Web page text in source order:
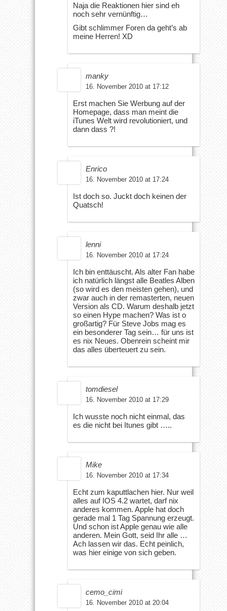
Naja die Reaktionen hier sind eh
noch sehr vernünftig…
Gibt schlimmer Foren da geht’s ab
meine Herren! XD
manky
16. November 2010 at 17:12
Erst machen Sie Werbung auf der
Homepage, dass man meint die
iTunes Welt wird revolutioniert, und
dann dass ?!
Enrico
16. November 2010 at 17:24
Ist doch so. Juckt doch keinen der
Quatsch!
lenni
16. November 2010 at 17:24
Ich bin enttäuscht. Als alter Fan habe
ich natürlich längst alle Beatles Alben
(so wird es den meisten gehen), und
zwar auch in der remasterten, neuen
Version als CD. Warum deshalb jetzt
so einen Hype machen? Was ist o
großartig? Für Steve Jobs mag es
ein besonderer Tag sein… für uns ist
es nix Neues. Obenrein scheint mir
das alles überteuert zu sein.
tomdiesel
16. November 2010 at 17:29
Ich wusste noch nicht einmal, das
es die nicht bei Itunes gibt …..
Mike
16. November 2010 at 17:34
Echt zum kaputtlachen hier. Nur weil
alles auf IOS 4.2 wartet, darf nix
anderes kommen. Apple hat doch
gerade mal 1 Tag Spannung erzeugt.
Und schon ist Apple genau wie alle
anderen. Mein Gott, seid Ihr alle …
Ach lassen wir das. Echt peinlich,
was hier einige von sich geben.
cemo_cimi
16. November 2010 at 20:04